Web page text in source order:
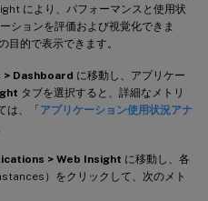
により、パフォーマンスと使用状
ションを評価および視覚化できま
的で表示できます。
Dashboard に移動し、アプリケー
タブを選択すると、詳細なメトリ
は、「アプリケーション使用状況アナ
> Web Insight に移動し、各
）をクリックして、次のメト